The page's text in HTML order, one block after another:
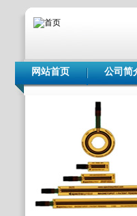
网站首页 公司简